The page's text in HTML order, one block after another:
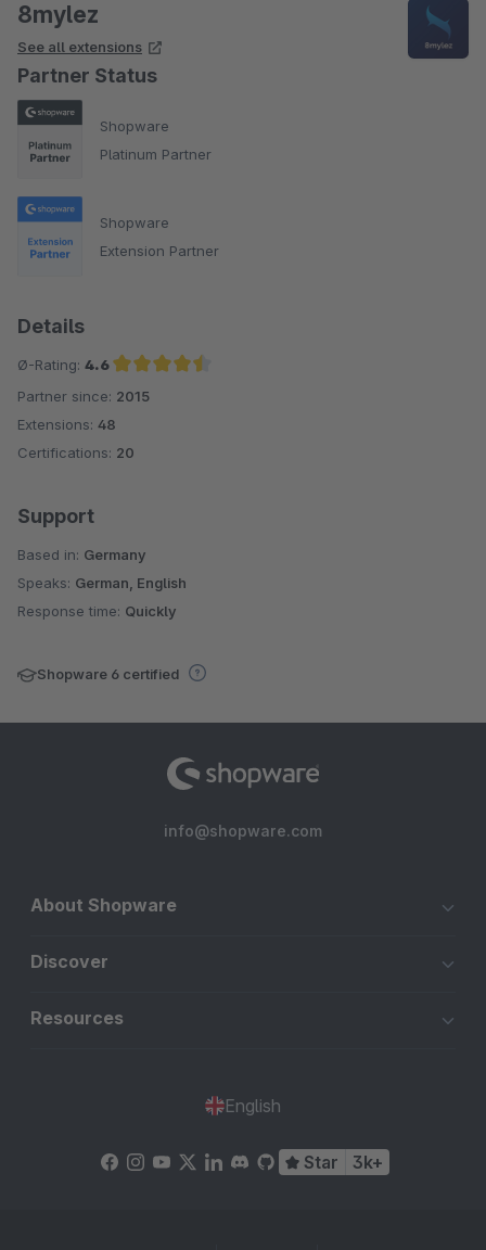
8mylez
See all extensions
Partner Status
Shopware
Platinum Partner
Shopware
Extension Partner
Details
Ø-Rating: 4.6
Average rating of 4.6 out of 5 stars
Partner since: 2015
Extensions: 48
Certifications: 20
Support
Based in: Germany
Speaks: German, English
Response time: Quickly
Shopware 6 certified
info@shopware.com
About Shopware
Discover
Resources
English
Star 3k+